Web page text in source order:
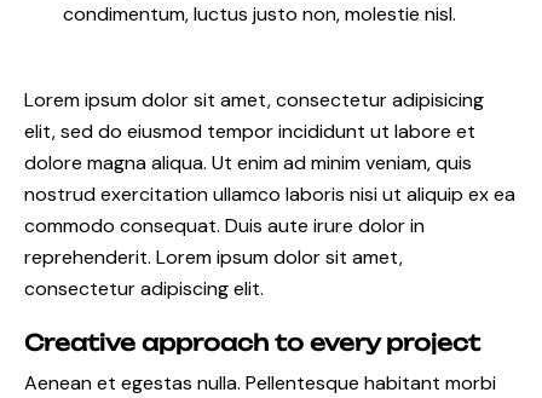
condimentum, luctus justo non, molestie nisl.
Lorem ipsum dolor sit amet, consectetur adipisicing
elit, sed do eiusmod tempor incididunt ut labore et
dolore magna aliqua. Ut enim ad minim veniam, quis
nostrud exercitation ullamco laboris nisi ut aliquip ex ea
commodo consequat. Duis aute irure dolor in
reprehenderit. Lorem ipsum dolor sit amet,
consectetur adipiscing elit.
Creative approach to every project
Aenean et egestas nulla. Pellentesque habitant morbi